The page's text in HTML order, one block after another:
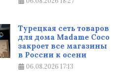
Турецкая сеть товаров
для дома Madame Coco
закроет все магазины
в России к осени
06.08.2026 17:13